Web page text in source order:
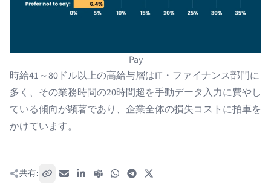
Pay
時給41～80ドル以上の高給与層はIT・ファイナンス部門に
多く、その業務時間の20時間超を手動データ入力に費やし
ている傾向が顕著であり、企業全体の損失コストに拍車を
かけています。
共有: リンクをコピー
メールLinkedIn
Teams WhatsAppTelegram